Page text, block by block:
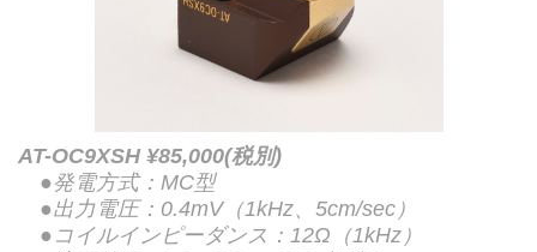
AT-OC9XSH ¥85,000(税別)
●発電方式：MC型
●出力電圧：0.4mV（1kHz、5cm/sec）
●コイルインピーダンス：12Ω（1kHz）